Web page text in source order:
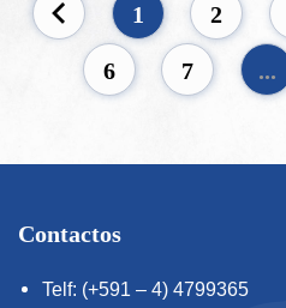
1 2
6 7 ...
Contactos
Telf: (+591 – 4) 4799365